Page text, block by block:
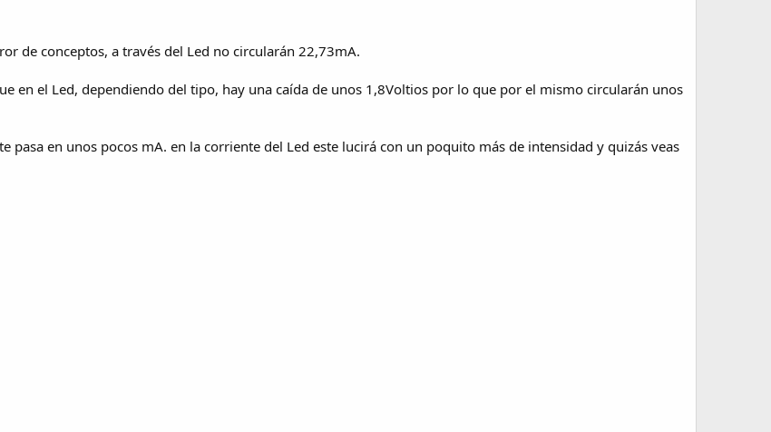
de conceptos, a través del Led no circularán 22,73mA.
en el Led, dependiendo del tipo, hay una caída de unos 1,8Voltios por lo que por el mismo circularán unos
pasa en unos pocos mA. en la corriente del Led este lucirá con un poquito más de intensidad y quizás veas